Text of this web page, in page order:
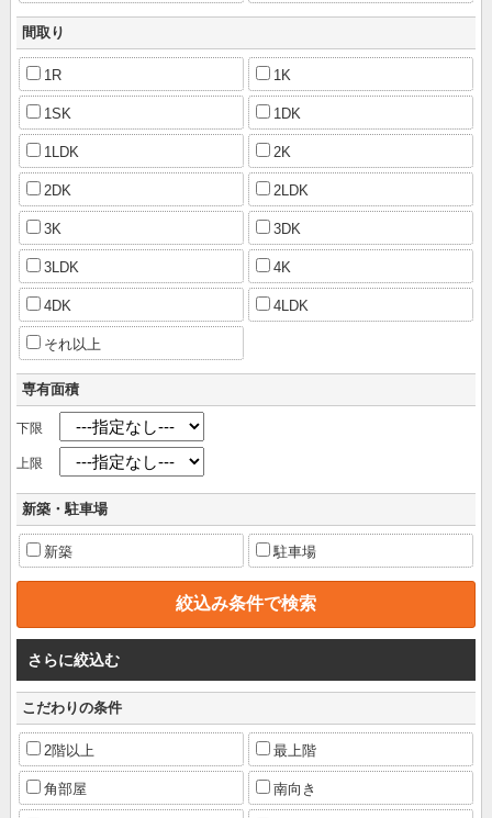
間取り
1R 1K
1SK 1DK
1LDK 2K
2DK 2LDK
3K 3DK
3LDK 4K
4DK 4LDK
それ以上
専有面積
下限
上限
新築・駐車場
新築 駐車場
さらに絞込む
こだわりの条件
2階以上 最上階
角部屋 南向き